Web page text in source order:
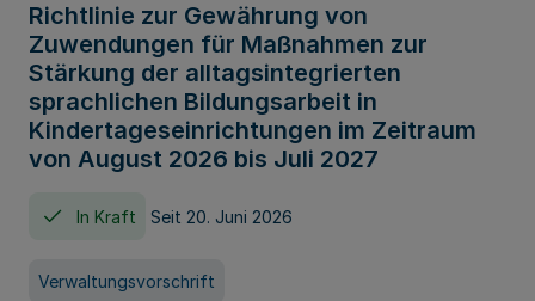
Richtlinie zur Gewährung von
Zuwendungen für Maßnahmen zur
Stärkung der alltagsintegrierten
sprachlichen Bildungsarbeit in
Kindertageseinrichtungen im Zeitraum
von August 2026 bis Juli 2027
In Kraft Seit 20. Juni 2026
Verwaltungsvorschrift